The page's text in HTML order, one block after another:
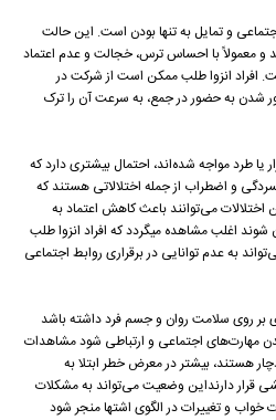
و تمایل به تنها بودن است. این حالت
و معمولاً با احساس ترس، خجالت و عدم اعتماد
افراد انزوا طلب ممکن است از شرکت در
شدن به حضور در جمع، به سرعت آن را ترک
یا طرد مواجه شده‌اند، احتمال بیشتری دارد که
و اضطراب از جمله اختلالاتی هستند که
اختلالات می‌توانند باعث کاهش اعتماد به
اغلب مشاهده میگردد که افراد انزوا طلب
به عدم توانایی در برقراری روابط اجتماعی
بر روی سلامت روان و جسم فرد داشته باشد
مهارت‌های اجتماعی و ارتباطی شود مشاهدات
هستند، بیشتر در معرض خطر ابتلا به
قرار دارنداین وضعیت می‌تواند به مشکلات
خواب و تغییرات در الگوی اشتها منجر شود